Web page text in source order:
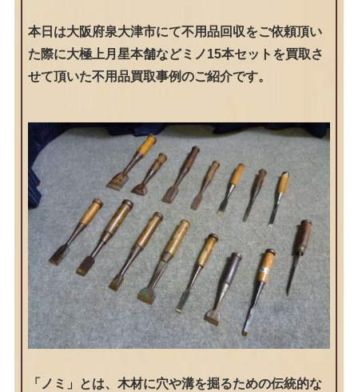
本日は大阪府泉大津市にて不用品回収をご依頼頂い
た際に大極上月星本舗などミノ15本セットを買取さ
せて頂いた不用品買取事例のご紹介です。
「ノミ」とは、木材に穴や溝を掘るための伝統的な